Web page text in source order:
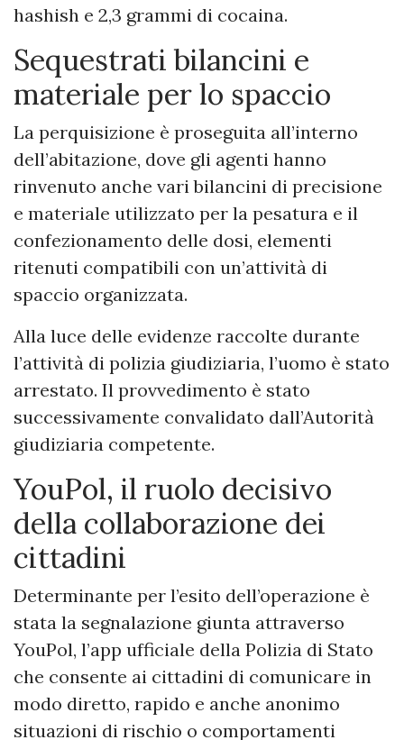
hashish e 2,3 grammi di cocaina.
Sequestrati bilancini e
materiale per lo spaccio
La perquisizione è proseguita all’interno
dell’abitazione, dove gli agenti hanno
rinvenuto anche vari bilancini di precisione
e materiale utilizzato per la pesatura e il
confezionamento delle dosi, elementi
ritenuti compatibili con un’attività di
spaccio organizzata.
Alla luce delle evidenze raccolte durante
l’attività di polizia giudiziaria, l’uomo è stato
arrestato. Il provvedimento è stato
successivamente convalidato dall’Autorità
giudiziaria competente.
YouPol, il ruolo decisivo
della collaborazione dei
cittadini
Determinante per l’esito dell’operazione è
stata la segnalazione giunta attraverso
YouPol, l’app ufficiale della Polizia di Stato
che consente ai cittadini di comunicare in
modo diretto, rapido e anche anonimo
situazioni di rischio o comportamenti